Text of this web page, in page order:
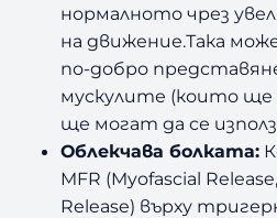
нормалното чрез
на движение.Така
по-добро
мускулите (които ще
ще могат да се
Облекчава болката:
MFR (Myofascial
Release) върху